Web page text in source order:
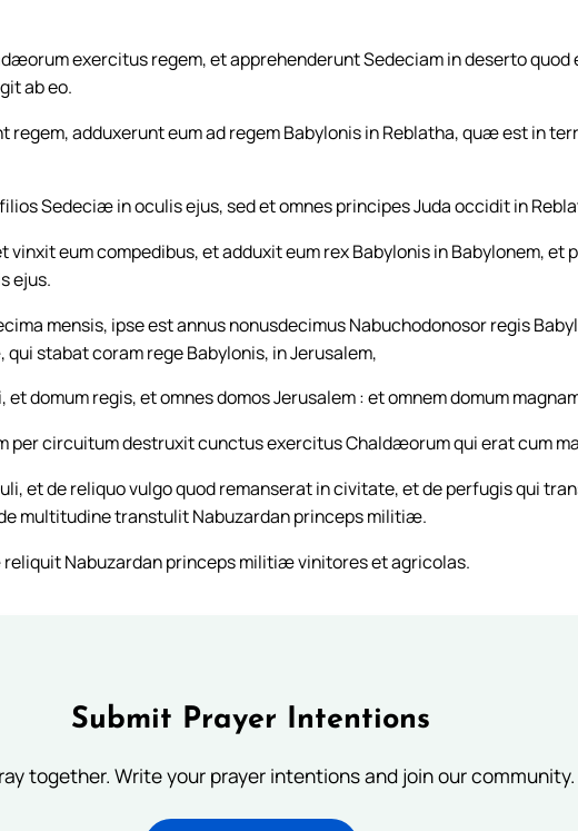
exercitus regem, et apprehenderunt Sedeciam in deserto quod
ab eo.
regem, adduxerunt eum ad regem Babylonis in Reblatha, quæ est in
Sedeciæ in oculis ejus, sed et omnes principes Juda occidit in
eum compedibus, et adduxit eum rex Babylonis in Babylonem, et
ejus.
mensis, ipse est annus nonusdecimus Nabuchodonosor regis
stabat coram rege Babylonis, in Jerusalem,
domum regis, et omnes domos Jerusalem : et omnem domum
per circuitum destruxit cunctus exercitus Chaldæorum qui erat cum
et de reliquo vulgo quod remanserat in civitate, et de perfugis qui
multitudine transtulit Nabuzardan princeps militiæ.
Nabuzardan princeps militiæ vinitores et agricolas.
Submit Prayer Intentions
together. Write your prayer intentions and join our community.